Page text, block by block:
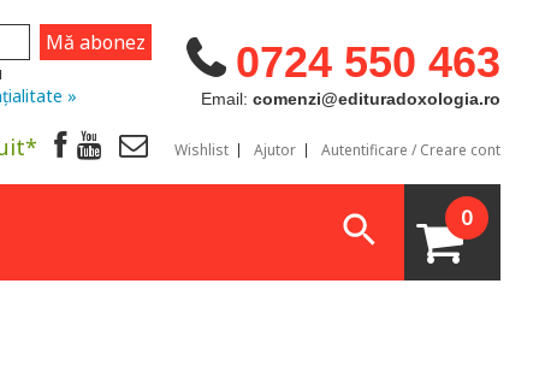
0724 550 463
Email: comenzi@edituradoxologia.ro
»
Wishlist Ajutor Autentificare / Creare cont
0